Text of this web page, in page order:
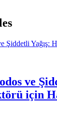
ve
için